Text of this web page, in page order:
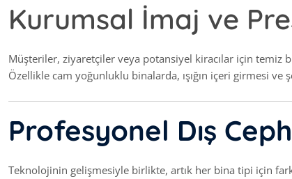
Kurumsal İmaj ve
Müşteriler, ziyaretçiler veya potansiyel kiracılar için temiz
Özellikle cam yoğunluklu binalarda, ışığın içeri girmesi ve
Profesyonel Dış
Teknolojinin gelişmesiyle birlikte, artık her bina tipi için